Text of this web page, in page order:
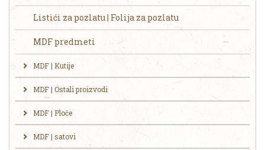
Listići za pozlatu | Folija za pozlatu
MDF predmeti
MDF | Kutije
MDF | Ostali proizvodi
MDF | Ploče
MDF | satovi